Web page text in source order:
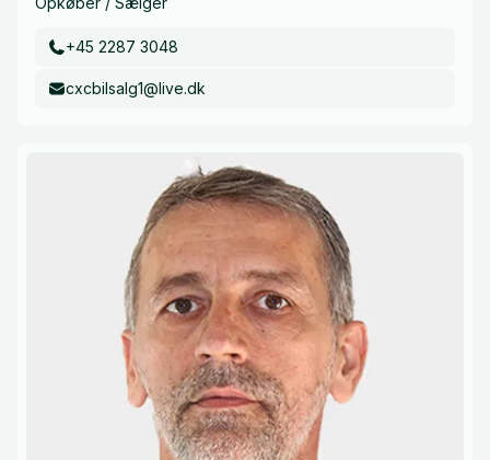
+45 2287 3048
cxcbilsalg1@live.dk